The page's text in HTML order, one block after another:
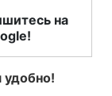
на
удобно!